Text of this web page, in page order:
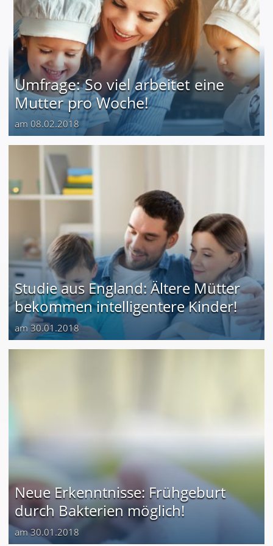
Umfrage: So viel arbeitet eine
Mutter pro Woche!
am 08.02.2018
Studie aus England: Ältere Mütter
bekommen intelligentere Kinder!
am 30.01.2018
Neue Erkenntnisse: Frühgeburt
durch Bakterien möglich!
am 30.01.2018